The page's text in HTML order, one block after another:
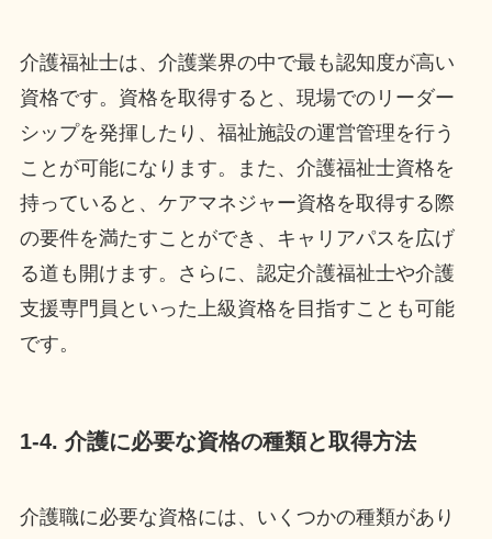
介護福祉士は、介護業界の中で最も認知度が高い
資格です。資格を取得すると、現場でのリーダー
シップを発揮したり、福祉施設の運営管理を行う
ことが可能になります。また、介護福祉士資格を
持っていると、ケアマネジャー資格を取得する際
の要件を満たすことができ、キャリアパスを広げ
る道も開けます。さらに、認定介護福祉士や介護
支援専門員といった上級資格を目指すことも可能
です。
1-4. 介護に必要な資格の種類と取得方法
介護職に必要な資格には、いくつかの種類があり